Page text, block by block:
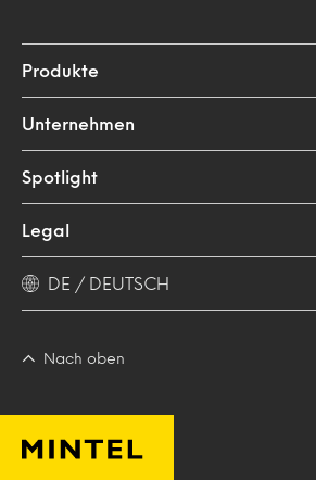
Produkte
Unternehmen
Spotlight
Legal
DE / DEUTSCH
Nach oben